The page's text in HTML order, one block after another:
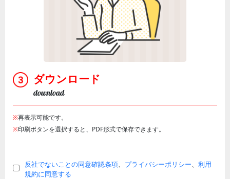
ダウンロード
download
※再表示可能です。
※印刷ボタンを選択すると、PDF形式で保存できます。
反社でないことの同意確認条項、 プライバシーポリシー、 利用
規約に同意する